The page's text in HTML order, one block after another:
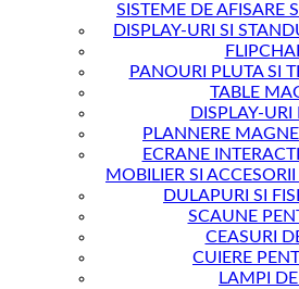
SISTEME DE AFISARE
DISPLAY-URI SI
PANOURI PLUTA SI
TABLE
DISPLAY-URI
PLANNERE
ECRANE
MOBILIER SI
DULAPURI SI
SCAUNE
CEASURI
CUIERE
LAMPI